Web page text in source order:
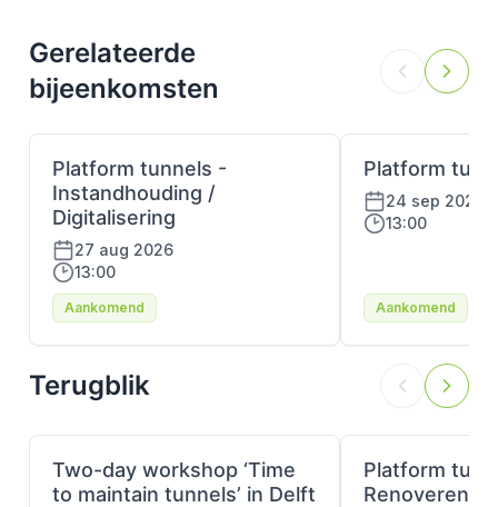
Gerelateerde
bijeenkomsten
Platform tunnels -
Instandhouding /
Digitalisering
27 aug 2026
13:00
Aankomend
Platform
24 sep 2026
13:00
Aankomend
Terugblik
Two-day workshop ‘Time
to maintain tunnels’ in Delft
Platform
Renoveren